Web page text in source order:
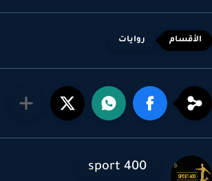
روايات
sport 400